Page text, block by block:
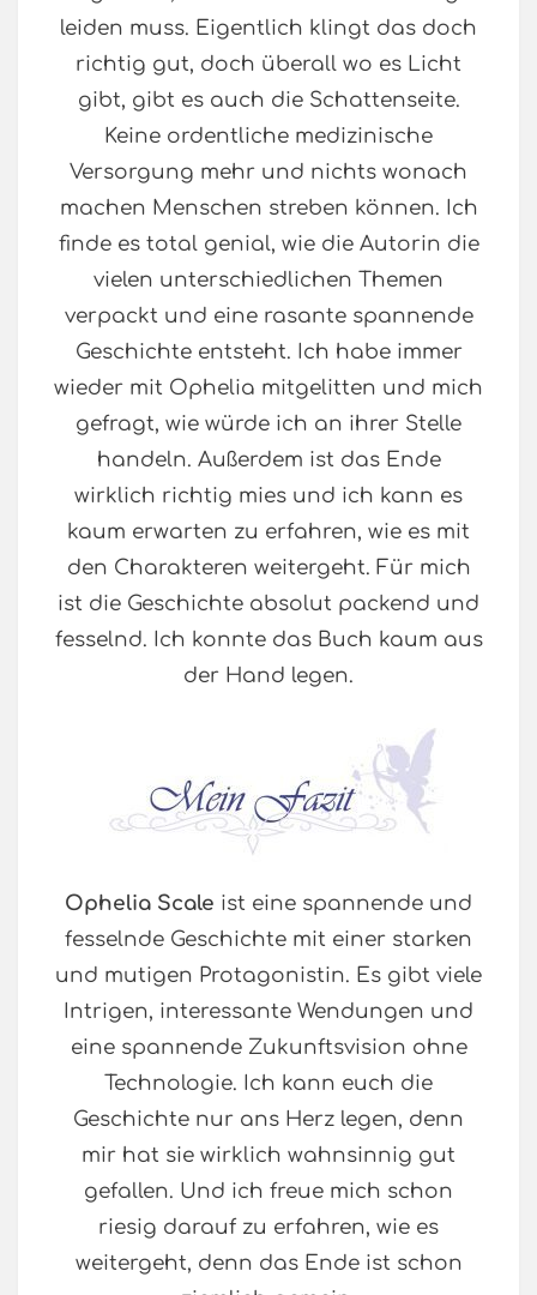
leiden muss. Eigentlich klingt das doch
richtig gut, doch überall wo es Licht
gibt, gibt es auch die Schattenseite.
Keine ordentliche medizinische
Versorgung mehr und nichts wonach
machen Menschen streben können. Ich
finde es total genial, wie die Autorin die
vielen unterschiedlichen Themen
verpackt und eine rasante spannende
Geschichte entsteht. Ich habe immer
wieder mit Ophelia mitgelitten und mich
gefragt, wie würde ich an ihrer Stelle
handeln. Außerdem ist das Ende
wirklich richtig mies und ich kann es
kaum erwarten zu erfahren, wie es mit
den Charakteren weitergeht. Für mich
ist die Geschichte absolut packend und
fesselnd. Ich konnte das Buch kaum aus
der Hand legen.
Ophelia Scale ist eine spannende und
fesselnde Geschichte mit einer starken
und mutigen Protagonistin. Es gibt viele
Intrigen, interessante Wendungen und
eine spannende Zukunftsvision ohne
Technologie. Ich kann euch die
Geschichte nur ans Herz legen, denn
mir hat sie wirklich wahnsinnig gut
gefallen. Und ich freue mich schon
riesig darauf zu erfahren, wie es
weitergeht, denn das Ende ist schon